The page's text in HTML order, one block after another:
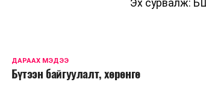
Эх сурвалж:
ДАРААХ МЭДЭЭ
Бүтээн байгуулалт, хөрөнгө